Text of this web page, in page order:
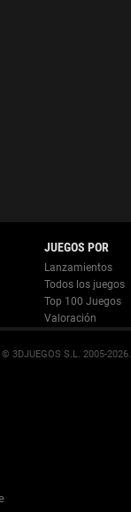
Lanzamientos
Todos los juegos
Top 100 Juegos
Valoración
© 3DJUEGOS S.L. 2005-2026.